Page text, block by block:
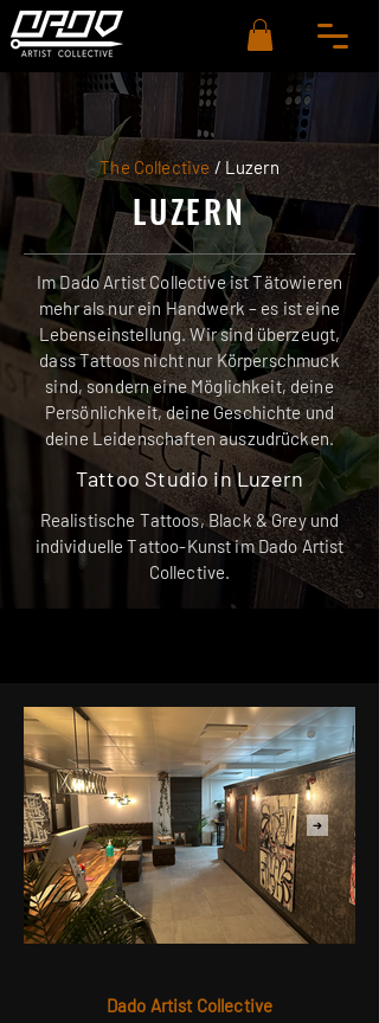
The Collective/ Luzern
LUZERN
Im Dado Artist Collective ist Tätowieren
mehr als nur ein Handwerk – es ist eine
Lebenseinstellung. Wir sind überzeugt,
dass Tattoos nicht nur Körperschmuck
sind, sondern eine Möglichkeit, deine
Persönlichkeit, deine Geschichte und
deine Leidenschaften auszudrücken.
Tattoo Studio in Luzern
​Realistische Tattoos, Black & Grey und
individuelle Tattoo-Kunst im Dado Artist
Collective.
Dado Artist Collective